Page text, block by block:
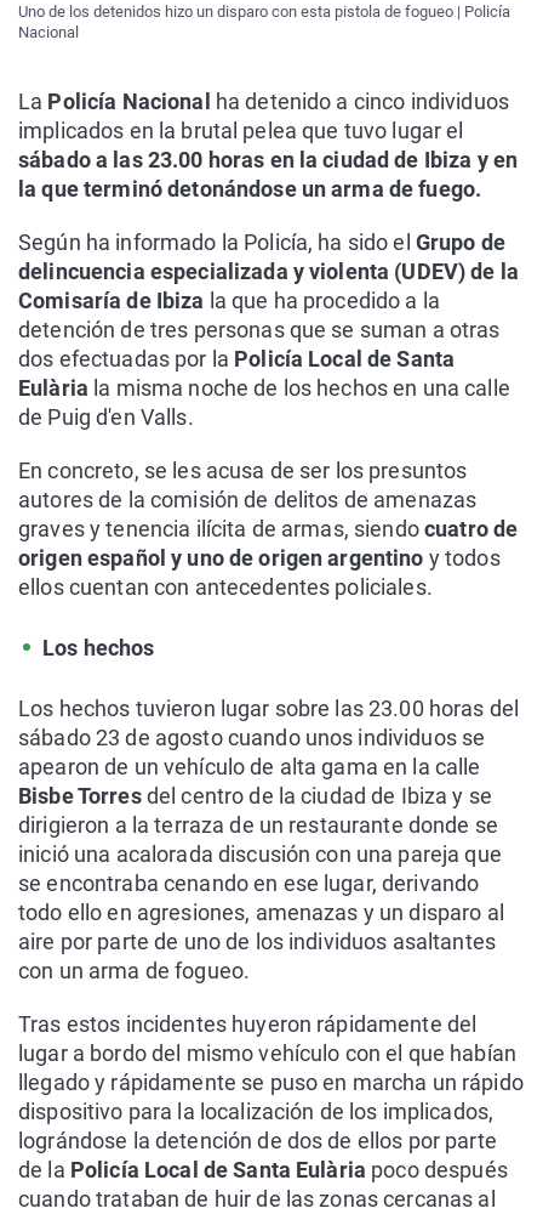
Uno de los detenidos hizo un disparo con esta pistola de fogueo | Policía
Nacional
La Policía Nacional
ha detenido a cinco individuos
implicados en la brutal pelea que tuvo lugar el
sábado a las 23.00 horas en la ciudad de Ibiza y en
la que terminó detonándose un arma de fuego.
Según ha informado la Policía, ha sido el Grupo de
delincuencia especializada y violenta (UDEV) de la
Comisaría de Ibiza la que ha procedido a la
detención de tres personas que se suman a otras
dos efectuadas por la Policía Local de Santa
Eulària la misma noche de los hechos en una calle
de Puig d'en Valls.
En concreto, se les acusa de ser los presuntos
autores de la comisión de delitos de amenazas
graves y tenencia ilícita de armas, siendocuatro de
origen español y uno de origen argentino y todos
ellos cuentan con antecedentes policiales.
Los hechos
Los hechos tuvieron lugar sobre las 23.00 horas del
sábado 23 de agosto cuando unos individuos se
apearon de un vehículo de alta gama en la calle
Bisbe Torresdel centro de la ciudad de Ibiza y se
dirigieron a la terraza de un restaurante donde se
inició una acalorada discusión con una pareja que
se encontraba cenando en ese lugar, derivando
todo ello en agresiones, amenazas y un disparo al
aire por parte de uno de los individuos asaltantes
con un arma de fogueo.
Tras estos incidentes huyeron rápidamente del
lugar a bordo del mismo vehículo con el que habían
llegado y rápidamente se puso en marcha un rápido
dispositivo para la localización de los implicados,
lográndose la detención de dos de ellos por parte
de la Policía Local de Santa Eulària poco después
cuando trataban de huir de las zonas cercanas al